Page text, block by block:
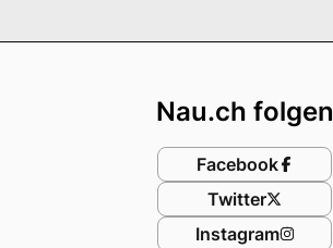
Nau.ch folgen
Facebook
Twitter
Instagram